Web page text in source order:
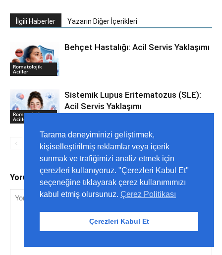
İlgili Haberler Yazarın Diğer İçerikleri
Romatolojik
Aciller
Behçet Hastalığı: Acil Servis Yaklaşımı
Romatolojik
Aciller
Sistemik Lupus Eritematozus (SLE):
Acil Servis Yaklaşımı
Yorum yap
Tarama deneyiminizi geliştirmek,
kişiselleştirilmiş reklamlar veya içerik
sunmak ve trafiğimizi analiz etmek için
çerezleri kullanıyoruz. "Çerezleri Kabul Et"
seçeneğine tıklayarak çerez kullanımımızı
kabul etmiş olursunuz. Çerez Politikası
Çerezleri Kabul Et